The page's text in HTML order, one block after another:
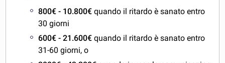
800€ - 10.800€quando il ritardo è sanato entro
30 giorni
600€ - 21.600€ quando il ritardo è sanato entro
31-60 giorni, o